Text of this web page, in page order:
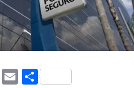
EmailShare